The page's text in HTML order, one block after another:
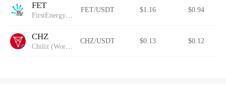
FET
FirstEnergy Token
FET/USDT $1.16 $0.94
CHZ
Chiliz (Wormhole)
CHZ/USDT $0.13 $0.12